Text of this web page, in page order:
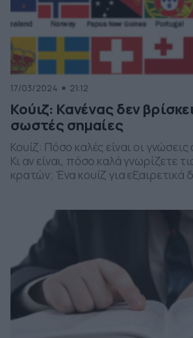
17/03/2024 21:12
Κούιζ: Κανένας δεν
σωστές σημαίες
Κουίζ: Πόσο καλές είναι οι
Κι αν είναι, πόσο καλά γνωρίζετε
κρατών; Ένα κουίζ για εξαιρετικά
10… Καλή επιτυχία…